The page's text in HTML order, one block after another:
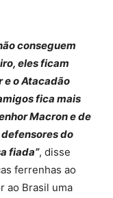
conseguem
eles ficam
e o Atacadão
fica mais
Macron e de
do
fiada”, disse
ferrenhas ao
ao Brasil uma